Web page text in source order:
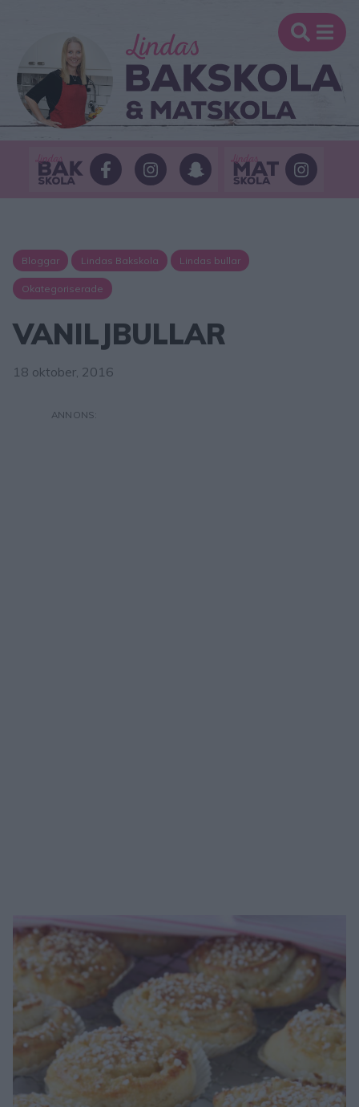
Bloggar Lindas Bakskola Lindas bullar
Okategoriserade
VANILJBULLAR
18 oktober, 2016